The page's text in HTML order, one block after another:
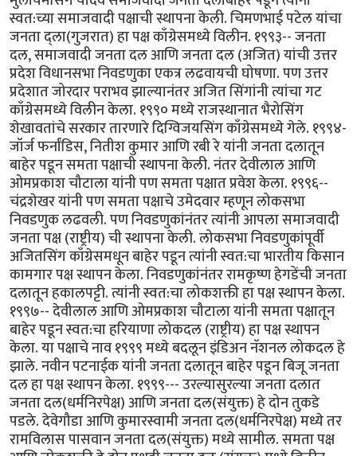
स्वत:च्या समाजवादी पक्षाची स्थापना केली. चिमणभाई पटेल यांचा
जनता द्ला(गुजरात) हा पक्ष काँग्रेसमध्ये विलीन. १९९३-- जनता
दल, समाजवादी जनता दल आणि जनता दल (अजित) यांची उत्तर
प्रदेश विधानसभा निवडणुका एकत्र लढवायची घोषणा. पण उत्तर
प्रदेशात जोरदार पराभव झाल्यानंतर अजित सिंगांनी त्यांचा गट
काँग्रेसमध्ये विलीन केला. १९९० मध्ये राजस्थानात भैरोसिंग
शेखावतांचे सरकार तारणारे दिग्विजयसिंग काँग्रेसमध्ये गेले. १९९४-
जॉर्ज फर्नांडिस, नितीश कुमार आणि रबी रे यांनी जनता दलातून
बाहेर पडून समता पक्षाची स्थापना केली. नंतर देवीलाल आणि
ओमप्रकाश चौटाला यांनी पण समता पक्षात प्रवेश केला. १९९६--
चंद्रशेखर यांनी पण समता पक्षाचे उमेदवार म्हणून लोकसभा
निवडणुक लढवली. पण निवडणुकांनंतर त्यांनी आपला समाजवादी
जनता पक्ष (राष्ट्रीय) ची स्थापना केली. लोकसभा निवडणुकांपूर्वी
अजितसिंग काँग्रेसमधून बाहेर पडून त्यांनी स्वत:चा भारतीय किसान
कामगार पक्ष स्थापन केला. निवडणुकांनंतर रामकृष्ण हेगडेंची जनता
दलातून हकालपट्टी. त्यांनी स्वत:चा लोकशक्ती हा पक्ष स्थापन केला.
१९९७-- देवीलाल आणि ओमप्रकाश चौटाला यांनी समता पक्षातून
बाहेर पडून स्वत:चा हरियाणा लोकदल (राष्ट्रीय) हा पक्ष स्थापन
केला. या पक्षाचे नाव १९९९ मध्ये बदलून इंडिअन नॅशनल लोकदल हे
झाले. नवीन पटनाईक यांनी जनता दलातून बाहेर पडून बिजू जनता
दल हा पक्ष स्थापन केला. १९९९--- उरल्यासुरल्या जनता दलात
जनता दल(धर्मनिरपेक्ष) आणि जनता दल(संयुक्त) हे दोन तुकडे
पडले. देवेगौडा आणि कुमारस्वामी जनता दल(धर्मनिरपेक्ष) मध्ये तर
रामविलास पासवान जनता दल(संयुक्त) मध्ये सामील. समता पक्ष